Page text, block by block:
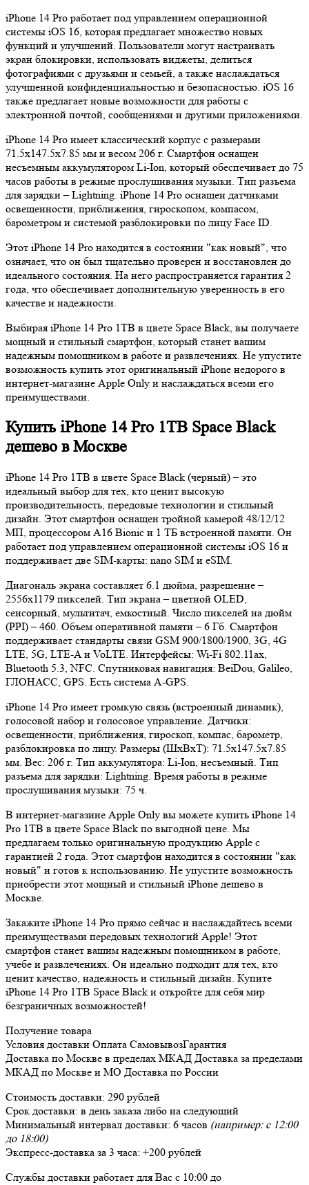
iPhone 14 Pro работает под управлением операционной
системы iOS 16, которая предлагает множество новых
функций и улучшений. Пользователи могут настраивать
экран блокировки, использовать виджеты, делиться
фотографиями с друзьями и семьей, а также наслаждаться
улучшенной конфиденциальностью и безопасностью. iOS 16
также предлагает новые возможности для работы с
электронной почтой, сообщениями и другими приложениями.
iPhone 14 Pro имеет классический корпус с размерами
71.5x147.5x7.85 мм и весом 206 г. Смартфон оснащен
несъемным аккумулятором Li-Ion, который обеспечивает до 75
часов работы в режиме прослушивания музыки. Тип разъема
для зарядки – Lightning. iPhone 14 Pro оснащен датчиками
освещенности, приближения, гироскопом, компасом,
барометром и системой разблокировки по лицу Face ID.
Этот iPhone 14 Pro находится в состоянии "как новый", что
означает, что он был тщательно проверен и восстановлен до
идеального состояния. На него распространяется гарантия 2
года, что обеспечивает дополнительную уверенность в его
качестве и надежности.
Выбирая iPhone 14 Pro 1TB в цвете Space Black, вы получаете
мощный и стильный смартфон, который станет вашим
надежным помощником в работе и развлечениях. Не упустите
возможность купить этот оригинальный iPhone недорого в
интернет-магазине Apple Only и наслаждаться всеми его
преимуществами.
Купить iPhone 14 Pro 1TB Space Black
дешево в Москве
iPhone 14 Pro 1TB в цвете Space Black (черный) – это
идеальный выбор для тех, кто ценит высокую
производительность, передовые технологии и стильный
дизайн. Этот смартфон оснащен тройной камерой 48/12/12
МП, процессором A16 Bionic и 1 ТБ встроенной памяти. Он
работает под управлением операционной системы iOS 16 и
поддерживает две SIM-карты: nano SIM и eSIM.
Диагональ экрана составляет 6.1 дюйма, разрешение –
2556x1179 пикселей. Тип экрана – цветной OLED,
сенсорный, мультитач, емкостный. Число пикселей на дюйм
(PPI) – 460. Объем оперативной памяти – 6 Гб. Смартфон
поддерживает стандарты связи GSM 900/1800/1900, 3G, 4G
LTE, 5G, LTE-A и VoLTE. Интерфейсы: Wi-Fi 802.11ax,
Bluetooth 5.3, NFC. Спутниковая навигация: BeiDou, Galileo,
ГЛОНАСС, GPS. Есть система A-GPS.
iPhone 14 Pro имеет громкую связь (встроенный динамик),
голосовой набор и голосовое управление. Датчики:
освещенности, приближения, гироскоп, компас, барометр,
разблокировка по лицу. Размеры (ШxВxТ): 71.5x147.5x7.85
мм. Вес: 206 г. Тип аккумулятора: Li-Ion, несъемный. Тип
разъема для зарядки: Lightning. Время работы в режиме
прослушивания музыки: 75 ч.
В интернет-магазине Apple Only вы можете купить iPhone 14
Pro 1TB в цвете Space Black по выгодной цене. Мы
предлагаем только оригинальную продукцию Apple с
гарантией 2 года. Этот смартфон находится в состоянии "как
новый" и готов к использованию. Не упустите возможность
приобрести этот мощный и стильный iPhone дешево в
Москве.
Закажите iPhone 14 Pro прямо сейчас и наслаждайтесь всеми
преимуществами передовых технологий Apple! Этот
смартфон станет вашим надежным помощником в работе,
учебе и развлечениях. Он идеально подходит для тех, кто
ценит качество, надежность и стильный дизайн. Купите
iPhone 14 Pro 1TB Space Black и откройте для себя мир
безграничных возможностей!
Получение товара
Условия доставки Оплата СамовывозГарантия
Доставка по Москве в пределах МКАД Доставка за пределами
МКАД по Москве и МО Доставка по России
Стоимость доставки: 290 рублей
Срок доставки: в день заказа либо на следующий
Минимальный интервал доставки: 6 часов (например: с 12:00
до 18:00)
Экспресс-доставка за 3 часа: +200 рублей
Службы доставки работает для Вас с 10:00 до